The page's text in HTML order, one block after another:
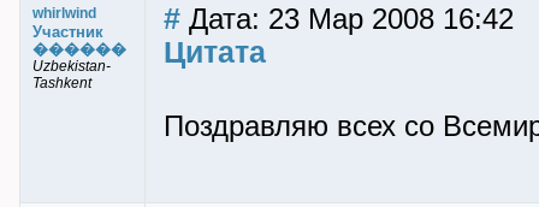
whirlwind
Участник
������
Uzbekistan-
Tashkent
# Дата: 23 Мар 2008 16:42
Цитата
Поздравляю всех со